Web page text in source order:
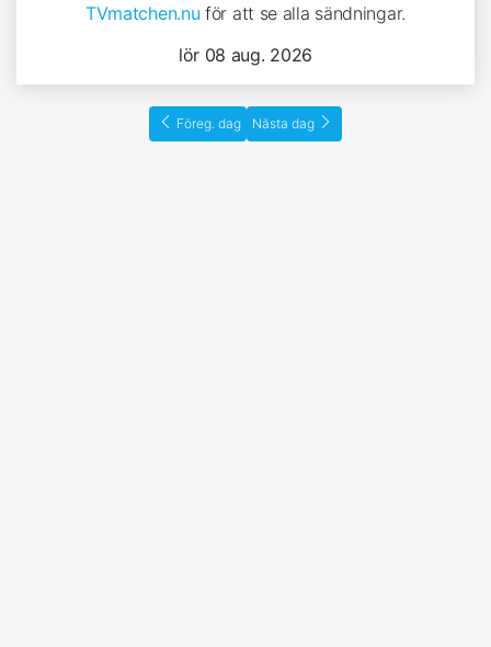
TVmatchen.nu för att se alla sändningar.
lör 08 aug. 2026
Föreg. dag Nästa dag